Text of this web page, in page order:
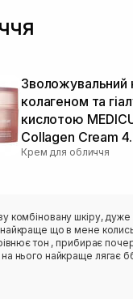
Зволожувальний
колагеном та
кислотою
Collagen Cream
Крем для обличчя
комбіновану шкіру, дуже
що в мене
тон , прибирає
нього найкраще лягає